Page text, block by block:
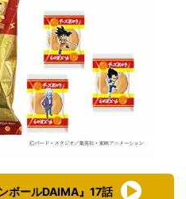
ボールDAIMA』17話